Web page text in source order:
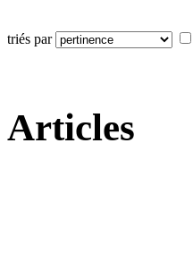
triés par
Articles